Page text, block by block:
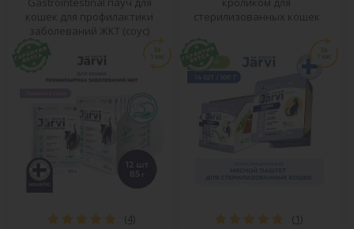
кошек для профилактики
заболеваний ЖКТ (соус)
(4)
стерилизованных кошек
( 1)